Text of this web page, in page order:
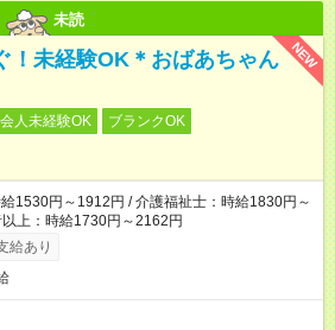
未読
NEW
！未経験OK＊おばあちゃん
人未経験OK
ブランクOK
1530円～1912円 / 介護福祉士：時給1830円～
上：時給1730円～2162円
給あり